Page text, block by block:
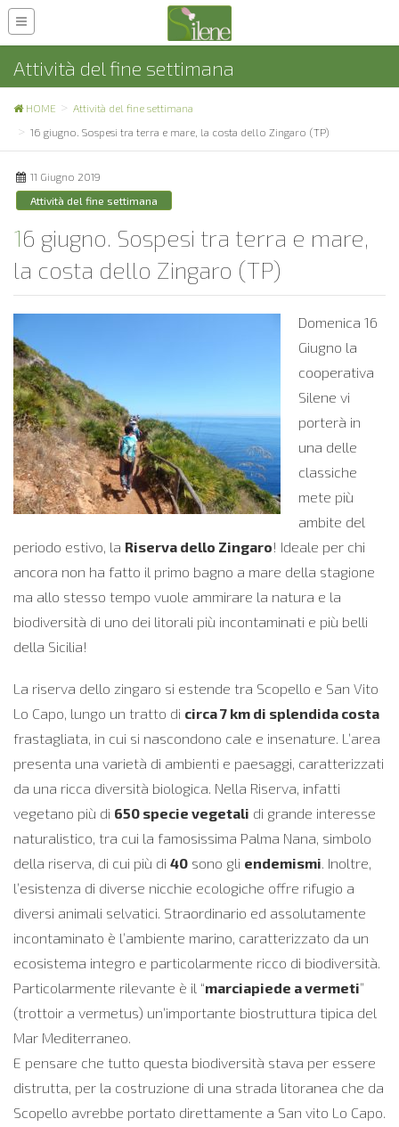
Attività del fine settimana
HOME
Attività del fine settimana
16 giugno. Sospesi tra terra e mare, la costa dello Zingaro (TP)
11 Giugno 2019
Attività del fine settimana
16 giugno. Sospesi tra terra e mare,
la costa dello Zingaro (TP)
Domenica 16
Giugno la
cooperativa
Silene vi
porterà in
una delle
classiche
mete più
ambite del
periodo estivo, la Riserva dello Zingaro! Ideale per chi
ancora non ha fatto il primo bagno a mare della stagione
ma allo stesso tempo vuole ammirare la natura e la
biodiversità di uno dei litorali più incontaminati e più belli
della Sicilia!
La riserva dello zingaro si estende tra Scopello e San Vito
Lo Capo, lungo un tratto di circa 7 km di splendida costa
frastagliata, in cui si nascondono cale e insenature. L’area
presenta una varietà di ambienti e paesaggi, caratterizzati
da una ricca diversità biologica. Nella Riserva, infatti
vegetano più di 650 specie vegetali di grande interesse
naturalistico, tra cui la famosissima Palma Nana, simbolo
della riserva, di cui più di 40 sono gli endemismi. Inoltre,
l’esistenza di diverse nicchie ecologiche offre rifugio a
diversi animali selvatici. Straordinario ed assolutamente
incontaminato è l’ambiente marino, caratterizzato da un
ecosistema integro e particolarmente ricco di biodiversità.
Particolarmente rilevante è il “marciapiede a vermeti”
(trottoir a vermetus) un’importante biostruttura tipica del
Mar Mediterraneo.
E pensare che tutto questa biodiversità stava per essere
distrutta, per la costruzione di una strada litoranea che da
Scopello avrebbe portato direttamente a San vito Lo Capo.